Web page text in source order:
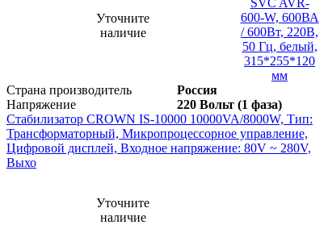
Уточните
наличие
Страна производитель
Россия
Напряжение
220 Вольт (1 фаза)
Стабилизатор CROWN IS-10000 10000VA/8000W, Тип:
Трансформаторный, Микропроцессорное управление,
Цифровой дисплей, Входное напряжение: 80V ~ 280V,
Выхо
Уточните
наличие